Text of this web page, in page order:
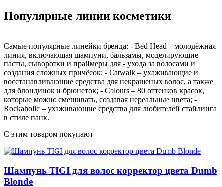
Популярные линии косметики
Самые популярные линейки бренда: - Bed Head – молодёжная
линия, включающая шампуни, бальзамы, моделирующие
пасты, сыворотки и праймеры для - ухода за волосами и
создания сложных причёсок; - Catwalk – ухаживающие и
восстанавливающие средства для некрашеных волос, а также
для блондинок и брюнеток; - Colours – 80 оттенков красок,
которые можно смешивать, создавая нереальные цвета; -
Rockaholic – ухаживающие средства для любителей стайлинга
в стиле панк.
С этим товаром покупают
Шампунь TIGI для волос корректор цвета Dumb
Blonde